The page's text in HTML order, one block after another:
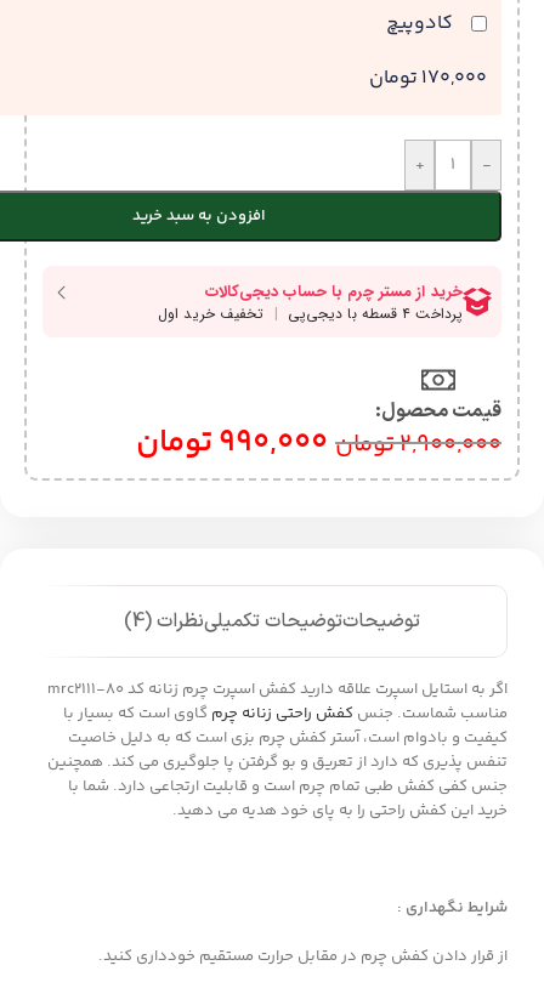
کادوپیچ
170,000 تومان
-
+
افزودن به سبد خرید
قیمت محصول:​
2,900,000تومان 990,000تومان
توضیحاتتوضیحات تکمیلینظرات (4)
اگر به استایل اسپرت علاقه دارید کفش اسپرت چرم زنانه کد mrc2111-80
مناسب شماست. جنس کفش راحتی زنانه چرم گاوی است که بسیار با
کیفیت و بادوام است، آستر کفش چرم بزی است که به دلیل خاصیت
تنفس پذیری که دارد از تعریق و بو گرفتن پا جلوگیری می کند. همچنین
جنس کفی کفش طبی تمام چرم است و قابلیت ارتجاعی دارد. شما با
خرید این کفش راحتی را به پای خود هدیه می دهید.
شرایط نگهداری :
از قرار دادن کفش چرم در مقابل حرارت مستقیم خودداری کنید.